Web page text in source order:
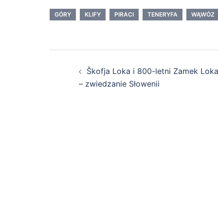
GÓRY KLIFY PIRACI TENERYFA WĄWÓZ
Zobacz
wpisy
Škofja Loka i 800-letni Zamek Loka
– zwiedzanie Słowenii